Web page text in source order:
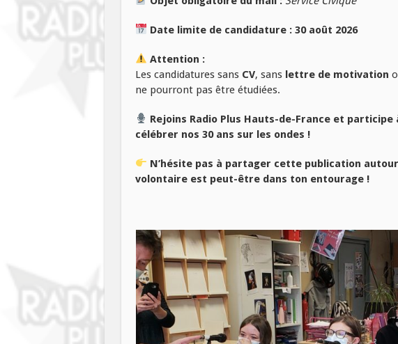
Date limite de candidature : 30 août 2026
Attention :
Les candidatures sans CV, sans lettre de motivation
ne pourront pas être étudiées.
Rejoins Radio Plus Hauts-de-France et
célébrer nos 30 ans sur les ondes !
N’hésite pas à partager cette publication
volontaire est peut-être dans ton entourage !